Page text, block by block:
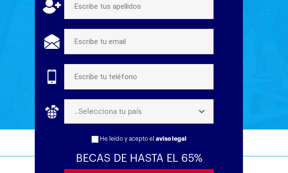
..Selecciona tu país
He leído y acepto el aviso legal
BECAS DE HASTA EL 65%